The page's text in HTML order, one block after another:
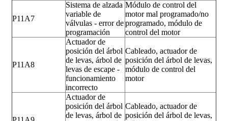
P11A7
Sistema de alzada
variable de
válvulas - error de
programación
Módulo de control del
motor mal programado/no
programado, módulo de
control del motor
P11A8
Actuador de
posición del árbol
de levas, árbol de
levas de escape -
funcionamiento
incorrecto
Cableado, actuador de
posición del árbol de levas,
módulo de control del
motor
Actuador de
posición del árbol
de levas, árbol de
Cableado, actuador de
posición del árbol de levas,